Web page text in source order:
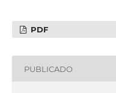
PDF
PUBLICADO